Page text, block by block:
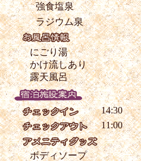
強食塩泉
ラジウム泉
にごり湯
かけ流しあり
露天風呂
14:30
11:00
ボディソープ